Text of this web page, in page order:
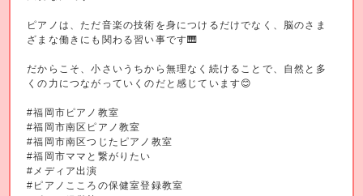
ピアノは、ただ音楽の技術を身につけるだけでなく、脳のさま
ざまな働きにも関わる習い事です🎹
だからこそ、小さいうちから無理なく続けることで、自然と多
くの力につながっていくのだと感じています😊
#福岡市ピアノ教室
#福岡市南区ピアノ教室
#福岡市南区つじたピアノ教室
#福岡市ママと繋がりたい
#メディア出演
#ピアノこころの保健室登録教室